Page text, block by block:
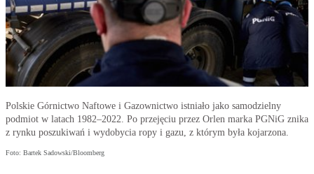
Polskie Górnictwo Naftowe i Gazownictwo istniało jako samodzielny
podmiot w latach 1982–2022. Po przejęciu przez Orlen marka PGNiG znika
z rynku poszukiwań i wydobycia ropy i gazu, z którym była kojarzona.
Foto: Bartek Sadowski/Bloomberg